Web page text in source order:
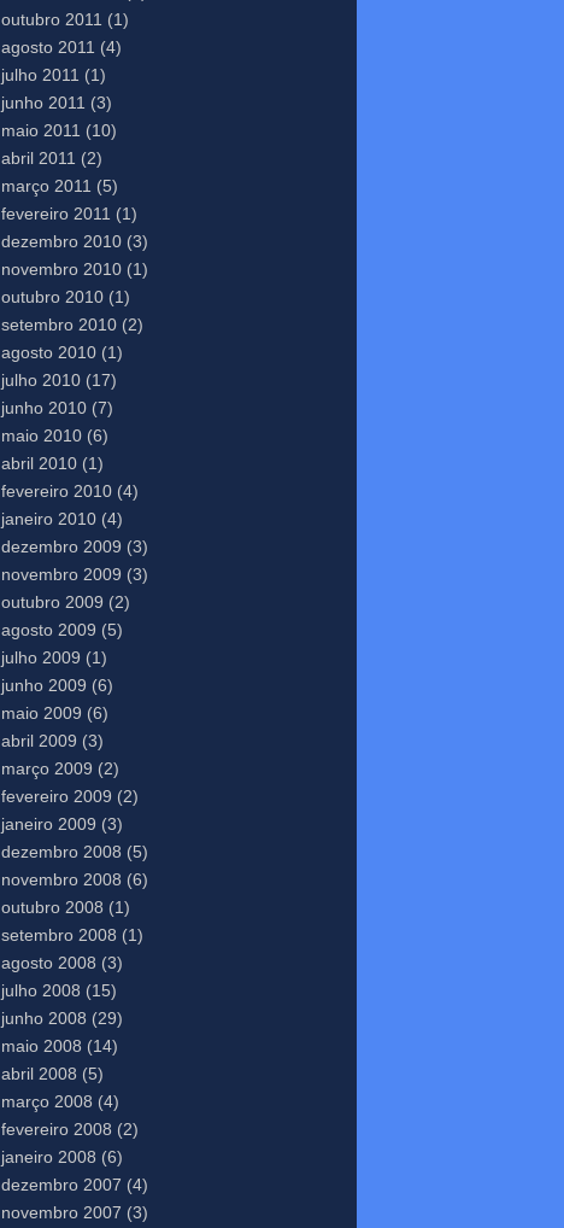
outubro 2011 (1)
agosto 2011 (4)
julho 2011 (1)
junho 2011 (3)
maio 2011 (10)
abril 2011 (2)
março 2011 (5)
fevereiro 2011 (1)
dezembro 2010 (3)
novembro 2010 (1)
outubro 2010 (1)
setembro 2010 (2)
agosto 2010 (1)
julho 2010 (17)
junho 2010 (7)
maio 2010 (6)
abril 2010 (1)
fevereiro 2010 (4)
janeiro 2010 (4)
dezembro 2009 (3)
novembro 2009 (3)
outubro 2009 (2)
agosto 2009 (5)
julho 2009 (1)
junho 2009 (6)
maio 2009 (6)
abril 2009 (3)
março 2009 (2)
fevereiro 2009 (2)
janeiro 2009 (3)
dezembro 2008 (5)
novembro 2008 (6)
outubro 2008 (1)
setembro 2008 (1)
agosto 2008 (3)
julho 2008 (15)
junho 2008 (29)
maio 2008 (14)
abril 2008 (5)
março 2008 (4)
fevereiro 2008 (2)
janeiro 2008 (6)
dezembro 2007 (4)
novembro 2007 (3)